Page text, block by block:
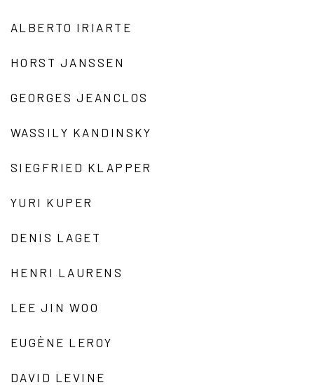
ALBERTO IRIARTE
HORST JANSSEN
GEORGES JEANCLOS
WASSILY KANDINSKY
SIEGFRIED KLAPPER
YURI KUPER
DENIS LAGET
HENRI LAURENS
LEE JIN WOO
EUGÈNE LEROY
DAVID LEVINE